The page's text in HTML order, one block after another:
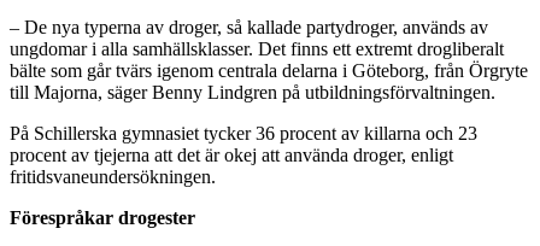
– De nya typerna av droger, så kallade partydroger, används av
ungdomar i alla samhällsklasser. Det finns ett extremt drogliberalt
bälte som går tvärs igenom centrala delarna i Göteborg, från Örgryte
till Majorna, säger Benny Lindgren på utbildningsförvaltningen.
På Schillerska gymnasiet tycker 36 procent av killarna och 23
procent av tjejerna att det är okej att använda droger, enligt
fritidsvaneundersökningen.
Förespråkar drogester